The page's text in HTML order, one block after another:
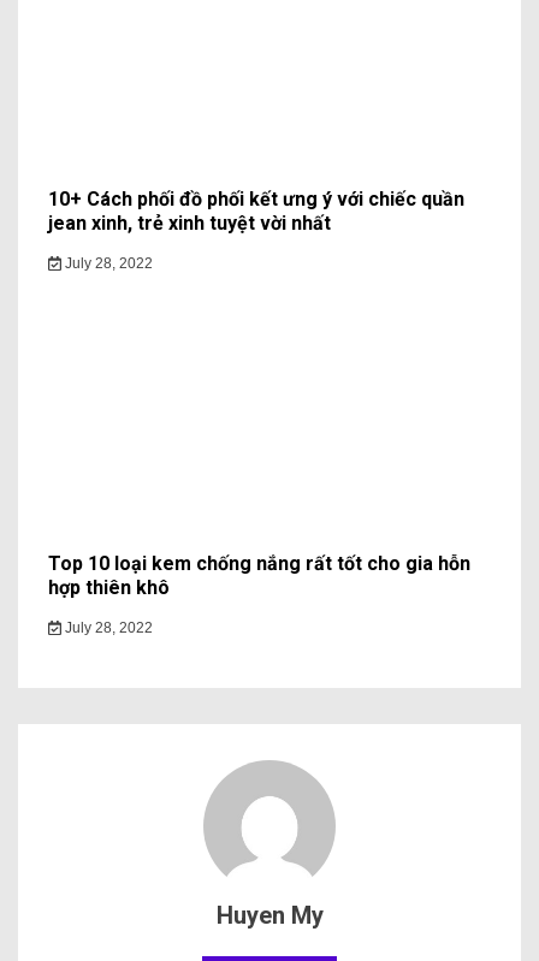
10+ Cách phối đồ phối kết ưng ý với chiếc quần
jean xinh, trẻ xinh tuyệt vời nhất
July 28, 2022
Top 10 loại kem chống nắng rất tốt cho gia hỗn
hợp thiên khô
July 28, 2022
Huyen My